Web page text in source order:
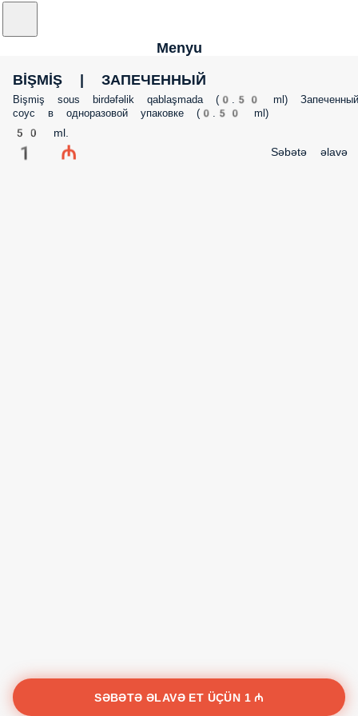
Menyu
BİŞMİŞ | ЗАПЕЧЕННЫЙ
Bişmiş sous birdəfəlik qablaşmada (0.50 ml) Запеченный соус в
одноразовой упаковке (0.50 ml)
50 ml.
1 ₼ Səbətə
SƏBƏTƏ ƏLAVƏ ET ÜÇÜN 1 ₼